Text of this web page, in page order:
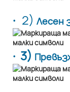
· 2) Лесен
· 3)